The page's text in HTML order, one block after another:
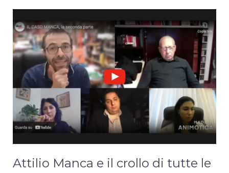
Attilio Manca e il crollo di tutte le